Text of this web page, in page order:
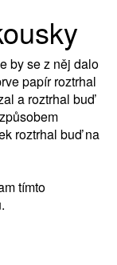
by se z něj dalo
papír roztrhal
a roztrhal buď
roztrhal buď na
tímto